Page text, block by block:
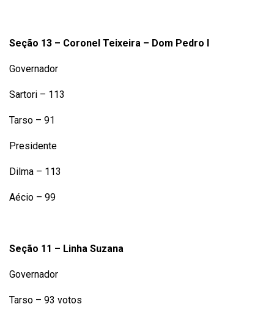
Seção 13 – Coronel Teixeira – Dom Pedro I
Governador
Sartori – 113
Tarso – 91
Presidente
Dilma – 113
Aécio – 99
Seção 11 – Linha Suzana
Governador
Tarso – 93 votos